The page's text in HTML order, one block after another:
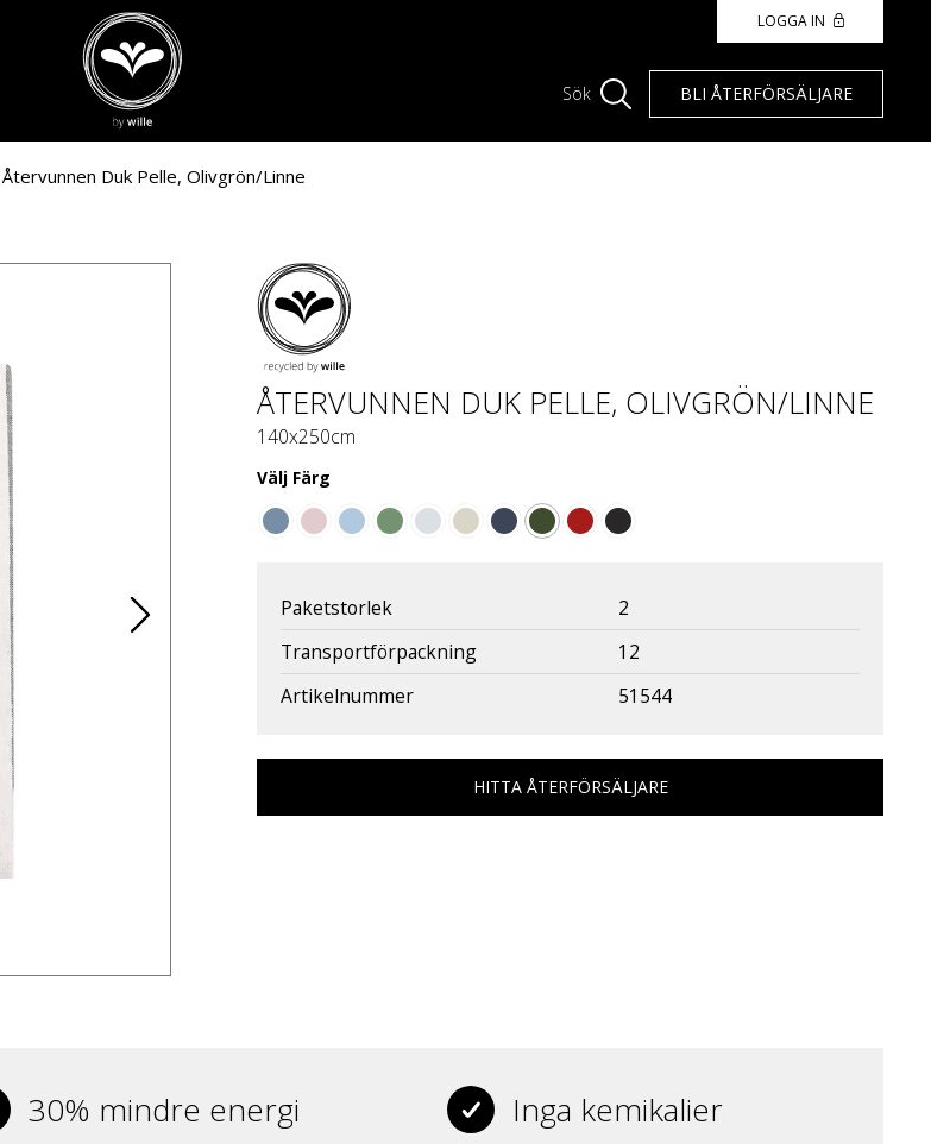
LOGGA IN
Sök BLI ÅTERFÖRSÄLJARE
Återvunnen Duk Pelle, Olivgrön/Linne
ÅTERVUNNEN DUK PELLE, OLIVGRÖN/LINNE
140x250cm
Välj Färg
Paketstorlek
2
Transportförpackning
12
Artikelnummer
51544
HITTA ÅTERFÖRSÄLJARE
30% mindre energi Inga kemikalier